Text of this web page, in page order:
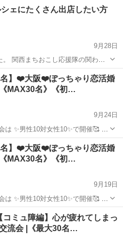
ェにたくさん出店したい方
9月28日
関西まちおこし応援隊の関わっ
30回程度の出店可能なマルシェが
ーティー マルシェ
名】❤️大阪❤️ぽっちゃり恋活婚
MAX30名》《初…
9月24日
✨男性10対女性10✨で開催🥰 現
ティー ぽっちゃり
名】❤️大阪❤️ぽっちゃり恋活婚
MAX30名》《初…
9月19日
✨男性10対女性10✨で開催🥰 現
心斎橋 / 大阪《開催
ティー ぽっちゃり
コミュ障編】心が疲れてしまっ
流会 |《最大30名…